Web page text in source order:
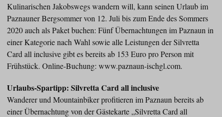
Kulinarischen Jakobswegs wandern will, kann seinen Urlaub im
Paznauner Bergsommer von 12. Juli bis zum Ende des Sommers
2020 auch als Paket buchen: Fünf Übernachtungen im Paznaun in
einer Kategorie nach Wahl sowie alle Leistungen der Silvretta
Card all inclusive gibt es bereits ab 153 Euro pro Person mit
Frühstück. Online-Buchung: www.paznaun-ischgl.com.
Urlaubs-Spartipp: Silvretta Card all inclusive
Wanderer und Mountainbiker profitieren im Paznaun bereits ab
einer Übernachtung von der Gästekarte „Silvretta Card all